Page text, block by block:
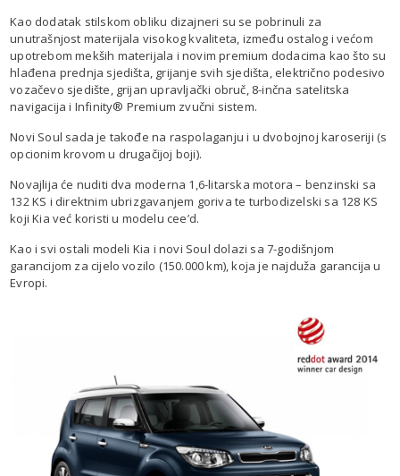
Kao dodatak stilskom obliku dizajneri su se pobrinuli za
unutrašnjost materijala visokog kvaliteta, između ostalog i većom
upotrebom mekših materijala i novim premium dodacima kao što su
hlađena prednja sjedišta, grijanje svih sjedišta, električno podesivo
vozačevo sjedište, grijan upravljački obruč, 8-inčna satelitska
navigacija i Infinity® Premium zvučni sistem.
Novi Soul sada je takođe na raspolaganju i u dvobojnoj karoseriji (s
opcionim krovom u drugačijoj boji).
Novajlija će nuditi dva moderna 1,6-litarska motora – benzinski sa
132 KS i direktnim ubrizgavanjem goriva te turbodizelski sa 128 KS
koji Kia već koristi u modelu cee’d.
Kao i svi ostali modeli Kia i novi Soul dolazi sa 7-godišnjom
garancijom za cijelo vozilo (150.000 km), koja je najduža garancija u
Evropi.